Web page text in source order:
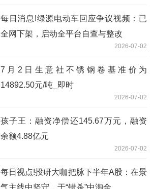
每日消息!绿源电动车回应争议视频：已
全网下架，启动全平台自查与整改
2026-07-02
7月2日生意社不锈钢卷基准价为
14892.50元/吨_即时
2026-07-02
孩子王：融资净偿还145.67万元，融资
余额4.88亿元
2026-07-02
每日视点!投研大咖把脉下半年A股：在景
气主线中坚守，于“错杀”中淘金